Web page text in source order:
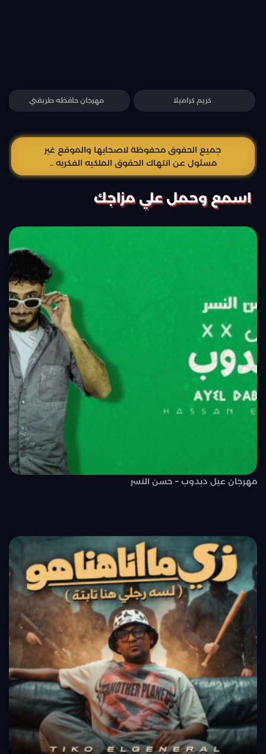
كريم كراميلا مهرجان حافظه طريقتي
جميع الحقوق محفوظة لاصحابها والموقع غير
مسئول عن انتهاك الحقوق الملكيه الفكريه ..
اسمع وحمل علي مزاجك
مهرجان عيل دبدوب – حسن النسر